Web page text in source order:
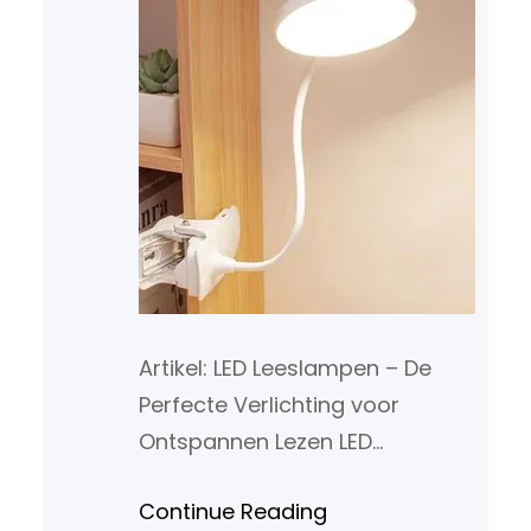
Artikel: LED Leeslampen – De
Perfecte Verlichting voor
Ontspannen Lezen LED
Verlichting voor Ontspannen
Continue Reading